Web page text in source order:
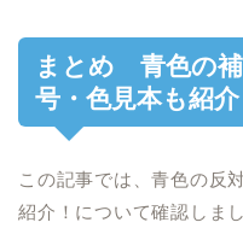
まとめ 青色の補
号・色見本も紹介
この記事では、青色の反
紹介！について確認しまし